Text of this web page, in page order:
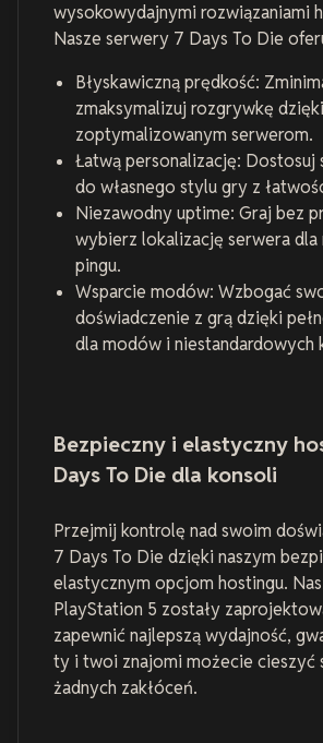
wysokowydajnymi rozwiązaniami
Nasze serwery 7 Days To Die
Błyskawiczną prędkość:
zmaksymalizuj rozgrywkę
zoptymalizowanym serwerom.
Łatwą personalizację: Dostosuj
do własnego stylu gry z
Niezawodny uptime: Graj bez
wybierz lokalizację serwera dla
pingu.
Wsparcie modów: Wzbogać
doświadczenie z grą dzięki
dla modów i niestandardowych
Bezpieczny i elastyczny
Days To Die dla konsoli
Przejmij kontrolę nad swoim
7 Days To Die dzięki naszym
elastycznym opcjom hostingu.
PlayStation 5 zostały
zapewnić najlepszą wydajność,
ty i twoi znajomi możecie cieszyć
żadnych zakłóceń.